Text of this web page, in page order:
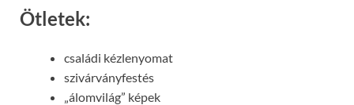
Ötletek:
családi kézlenyomat
szivárványfestés
„álomvilág” képek